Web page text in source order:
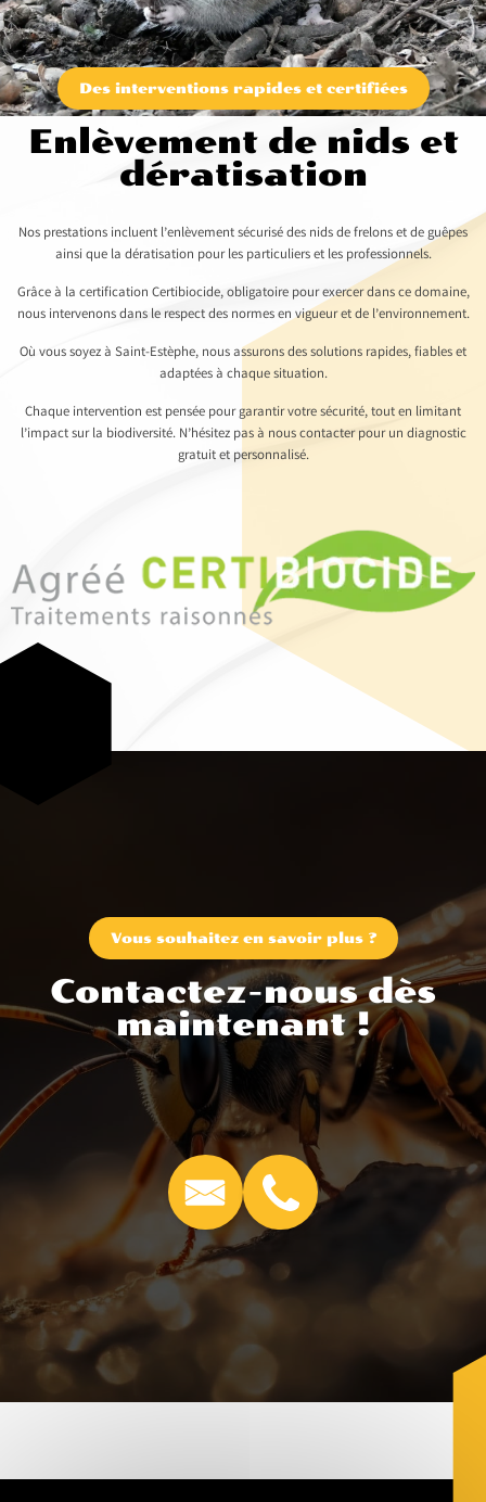
Des interventions rapides et certifiées
Enlèvement de nids et
dératisation
Nos prestations incluent l’enlèvement sécurisé des nids de frelons et de guêpes
ainsi que la dératisation pour les particuliers et les professionnels.
Grâce à la certification Certibiocide, obligatoire pour exercer dans ce domaine,
nous intervenons dans le respect des normes en vigueur et de l’environnement.
Où vous soyez à Saint-Estèphe, nous assurons des solutions rapides, fiables et
adaptées à chaque situation.
Chaque intervention est pensée pour garantir votre sécurité, tout en limitant
l’impact sur la biodiversité. N’hésitez pas à nous contacter pour un diagnostic
gratuit et personnalisé.
Vous souhaitez en savoir plus ?
Contactez-nous dès
maintenant !